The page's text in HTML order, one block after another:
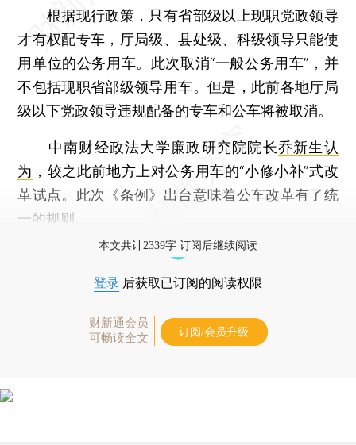
根据现行政策，只有省部级以上现职党政领导
才有权配专车，厅局级、县处级、科级领导只能使
用单位的公务用车。此次取消“一般公务用车”，并
不包括现职省部级领导用车。但是，此前各地厅局
级以下党政领导违规配备的专车和公车将被取消。
中南财经政法大学廉政研究院院长乔新生认
为 ，较之此前地方上对公务用车的“小修小补”式改
革试点。此次《条例》出台意味着公车改革有了统
一的规则。
本文共计2339字 订阅后继续阅读
登录 后获取已订阅的阅读权限
财新通会员
可畅读全文
订阅/会员升级